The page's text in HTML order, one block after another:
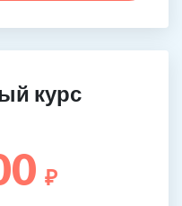
курс
₽